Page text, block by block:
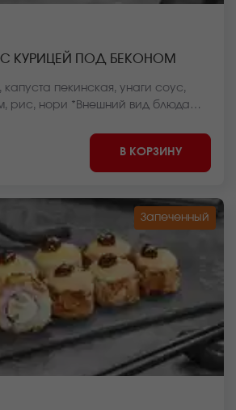
КУРИЦЕЙ ПОД БЕКОНОМ
пекинская, унаги соус,
рис, нори *Внешний вид блюда
В КОРЗИНУ
Запеченный